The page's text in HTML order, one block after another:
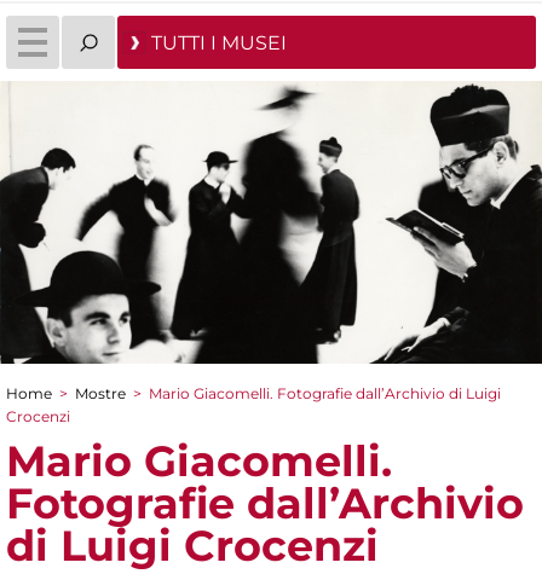
TUTTI I MUSEI
Tu sei qui
Home > Mostre > Mario Giacomelli. Fotografie dall’Archivio di Luigi
Crocenzi
Mario Giacomelli.
Fotografie dall’Archivio
di Luigi Crocenzi